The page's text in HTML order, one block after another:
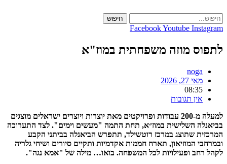
to
content
חיפוש
FacebookYoutube Instagram
לתפוס מוזה משפחתית במוז"א
noga
מאי 27, 2026
08:35
אין תגובות
למעלה מ-200 עבודות ופרויקטים מאת יוצרות ויוצרים ישראלים מוצגים
בביאנלה השלישית במוז״א, תחת התמה "מעשים וימים". לצד התערוכה
המרכזית שתוצג במרכז רוטשילד, תתפרש הביאנלה בביתני הקבע
ובמרחבי המוזיאון, תארח חממות אקדמיות ותקיים סיורים ושיחי גלריה
לקהל רחב ופעילויות לכל המשפחה. בואו… מילה של "אמא נגה".